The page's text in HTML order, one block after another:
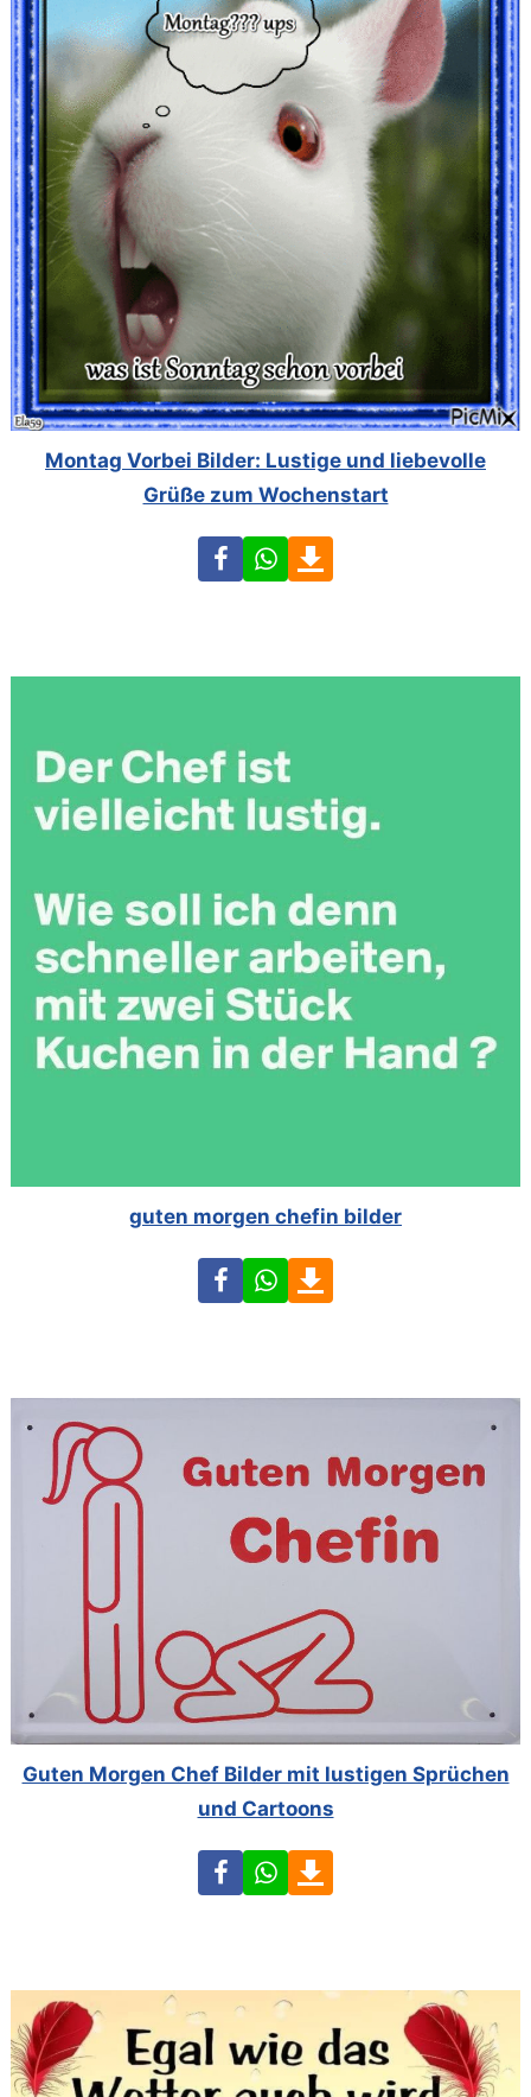
Montag Vorbei Bilder: Lustige und liebevolle
Grüße zum Wochenstart
FacebookWhatsApp
guten morgen chefin bilder
FacebookWhatsApp
Guten Morgen Chef Bilder mit lustigen Sprüchen
und Cartoons
FacebookWhatsApp